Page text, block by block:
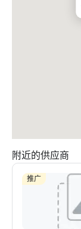
附近的供应商
推广